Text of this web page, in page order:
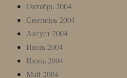
Октябрь 2004
Сентябрь 2004
Август 2004
Июль 2004
Июнь 2004
Май 2004